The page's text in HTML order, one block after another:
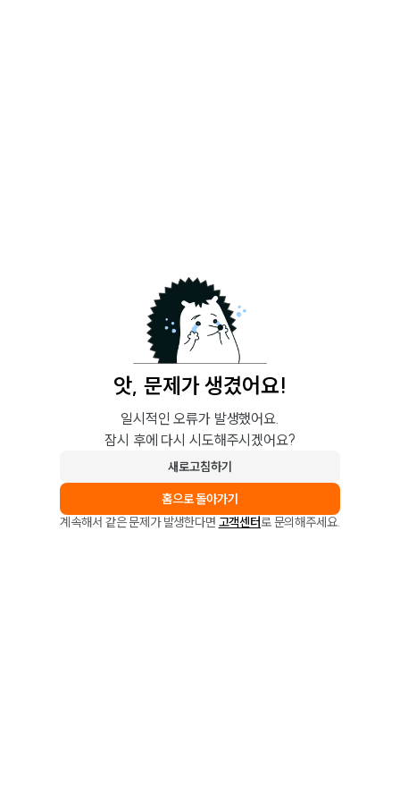
앗, 문제가 생겼어요!
일시적인 오류가 발생했어요.
잠시 후에 다시 시도해주시겠어요?
새로고침하기
홈으로 돌아가기
계속해서 같은 문제가 발생한다면 고객센터로 문의해주세요.